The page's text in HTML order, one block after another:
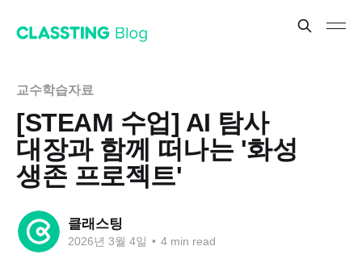
교수학습자료
[STEAM 수업] AI 탐사
대장과 함께 떠나는 '화성
생존 프로젝트'
클래스팅
2026년 3월 4일 • 4 min read